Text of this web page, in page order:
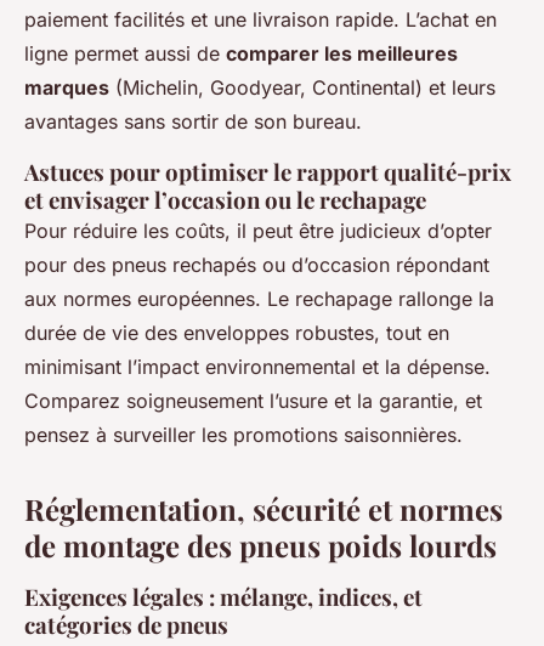
paiement facilités et une livraison rapide. L’achat en
ligne permet aussi de comparer les meilleures
marques (Michelin, Goodyear, Continental) et leurs
avantages sans sortir de son bureau.
Astuces pour optimiser le rapport qualité-prix
et envisager l’occasion ou le rechapage
Pour réduire les coûts, il peut être judicieux d’opter
pour des pneus rechapés ou d’occasion répondant
aux normes européennes. Le rechapage rallonge la
durée de vie des enveloppes robustes, tout en
minimisant l’impact environnemental et la dépense.
Comparez soigneusement l’usure et la garantie, et
pensez à surveiller les promotions saisonnières.
Réglementation, sécurité et normes
de montage des pneus poids lourds
Exigences légales : mélange, indices, et
catégories de pneus